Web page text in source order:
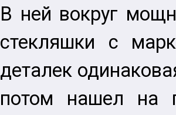
В ней вокруг
стекляшки с
деталек
потом нашел на